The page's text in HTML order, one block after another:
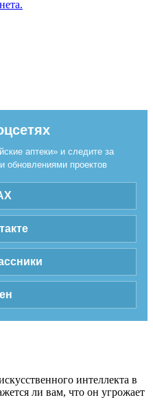
аптеки» и следите за
обновлениями проектов
интеллекта в
ли вам, что он угрожает